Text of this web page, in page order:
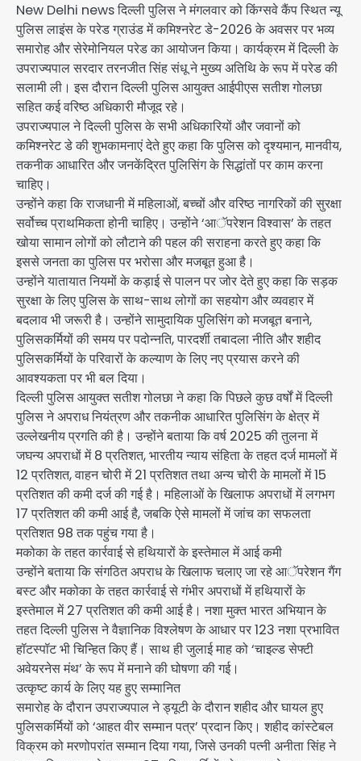
New Delhi news दिल्ली पुलिस ने मंगलवार को किंग्सवे कैंप स्थित न्यू
पुलिस लाइंस के परेड ग्राउंड में कमिश्नरेट डे-2026 के अवसर पर भव्य
समारोह और सेरेमोनियल परेड का आयोजन किया। कार्यक्रम में दिल्ली के
उपराज्यपाल सरदार तरनजीत सिंह संधू ने मुख्य अतिथि के रूप में परेड की
सलामी ली। इस दौरान दिल्ली पुलिस आयुक्त आईपीएस सतीश गोलछा
सहित कई वरिष्ठ अधिकारी मौजूद रहे।
उपराज्यपाल ने दिल्ली पुलिस के सभी अधिकारियों और जवानों को
कमिश्नरेट डे की शुभकामनाएं देते हुए कहा कि पुलिस को दृश्यमान, मानवीय,
तकनीक आधारित और जनकेंद्रित पुलिसिंग के सिद्धांतों पर काम करना
चाहिए।
उन्होंने कहा कि राजधानी में महिलाओं, बच्चों और वरिष्ठ नागरिकों की सुरक्षा
सर्वोच्च प्राथमिकता होनी चाहिए। उन्होंने ‘आॅपरेशन विश्वास’ के तहत
खोया सामान लोगों को लौटाने की पहल की सराहना करते हुए कहा कि
इससे जनता का पुलिस पर भरोसा और मजबूत हुआ है।
उन्होंने यातायात नियमों के कड़ाई से पालन पर जोर देते हुए कहा कि सड़क
सुरक्षा के लिए पुलिस के साथ-साथ लोगों का सहयोग और व्यवहार में
बदलाव भी जरूरी है। उन्होंने सामुदायिक पुलिसिंग को मजबूत बनाने,
पुलिसकर्मियों की समय पर पदोन्नति, पारदर्शी तबादला नीति और शहीद
पुलिसकर्मियों के परिवारों के कल्याण के लिए नए प्रयास करने की
आवश्यकता पर भी बल दिया।
दिल्ली पुलिस आयुक्त सतीश गोलछा ने कहा कि पिछले कुछ वर्षों में दिल्ली
पुलिस ने अपराध नियंत्रण और तकनीक आधारित पुलिसिंग के क्षेत्र में
उल्लेखनीय प्रगति की है। उन्होंने बताया कि वर्ष 2025 की तुलना में
जघन्य अपराधों में 8 प्रतिशत, भारतीय न्याय संहिता के तहत दर्ज मामलों में
12 प्रतिशत, वाहन चोरी में 21 प्रतिशत तथा अन्य चोरी के मामलों में 15
प्रतिशत की कमी दर्ज की गई है। महिलाओं के खिलाफ अपराधों में लगभग
17 प्रतिशत की कमी आई है, जबकि ऐसे मामलों में जांच का सफलता
प्रतिशत 98 तक पहुंच गया है।
मकोका के तहत कार्रवाई से हथियारों के इस्तेमाल में आई कमी
उन्होंने बताया कि संगठित अपराध के खिलाफ चलाए जा रहे आॅपरेशन गैंग
बस्ट और मकोका के तहत कार्रवाई से गंभीर अपराधों में हथियारों के
इस्तेमाल में 27 प्रतिशत की कमी आई है। नशा मुक्त भारत अभियान के
तहत दिल्ली पुलिस ने वैज्ञानिक विश्लेषण के आधार पर 123 नशा प्रभावित
हॉटस्पॉट भी चिन्हित किए हैं। साथ ही जुलाई माह को ‘चाइल्ड सेफ्टी
अवेयरनेस मंथ’ के रूप में मनाने की घोषणा की गई।
उत्कृष्ट कार्य के लिए यह हुए सम्मानित
समारोह के दौरान उपराज्यपाल ने ड्यूटी के दौरान शहीद और घायल हुए
पुलिसकर्मियों को ‘आहत वीर सम्मान पत्र’ प्रदान किए। शहीद कांस्टेबल
विक्रम को मरणोपरांत सम्मान दिया गया, जिसे उनकी पत्नी अनीता सिंह ने